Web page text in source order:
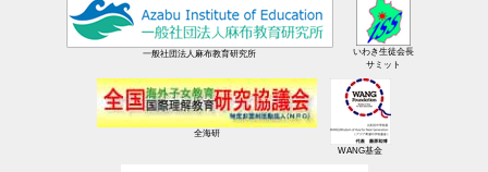
一般社団法人麻布教育研究所
いわき生徒会長
サミット
全海研
WANG基金